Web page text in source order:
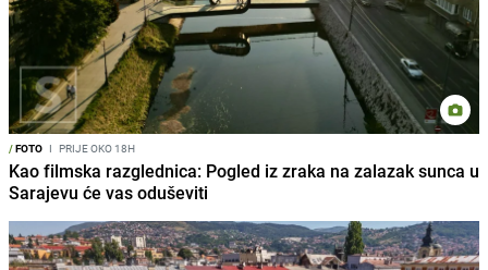
/FOTO I PRIJE OKO 18H
Kao filmska razglednica: Pogled iz zraka na zalazak sunca u
Sarajevu će vas oduševiti